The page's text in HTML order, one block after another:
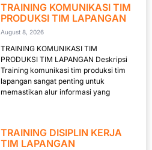
TRAINING KOMUNIKASI TIM
PRODUKSI TIM LAPANGAN
August 8, 2026
TRAINING KOMUNIKASI TIM
PRODUKSI TIM LAPANGAN Deskripsi
Training komunikasi tim produksi tim
lapangan sangat penting untuk
memastikan alur informasi yang
TRAINING DISIPLIN KERJA
TIM LAPANGAN